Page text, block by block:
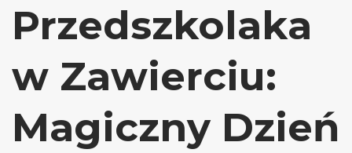
Przedszkolaka
w Zawierciu:
Magiczny Dzień